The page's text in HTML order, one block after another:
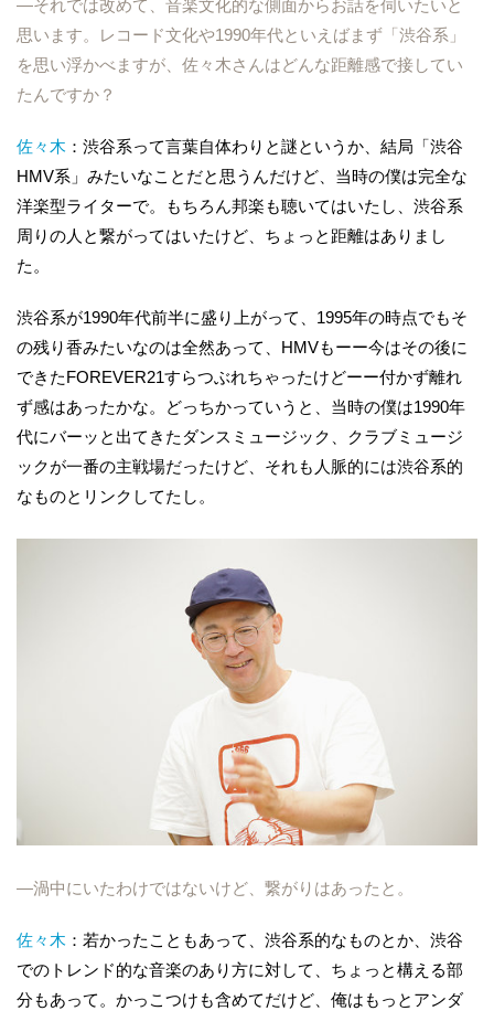
―それでは改めて、音楽文化的な側面からお話を伺いたいと
思います。レコード文化や1990年代といえばまず「渋谷系」
を思い浮かべますが、佐々木さんはどんな距離感で接してい
たんですか？
佐々木 ：渋谷系って言葉自体わりと謎というか、結局「渋谷
HMV系」みたいなことだと思うんだけど、当時の僕は完全な
洋楽型ライターで。もちろん邦楽も聴いてはいたし、渋谷系
周りの人と繋がってはいたけど、ちょっと距離はありまし
た。
渋谷系が1990年代前半に盛り上がって、1995年の時点でもそ
の残り香みたいなのは全然あって、HMVもーー今はその後に
できたFOREVER21すらつぶれちゃったけどーー付かず離れ
ず感はあったかな。どっちかっていうと、当時の僕は1990年
代にバーッと出てきたダンスミュージック、クラブミュージ
ックが一番の主戦場だったけど、それも人脈的には渋谷系的
なものとリンクしてたし。
―渦中にいたわけではないけど、繋がりはあったと。
佐々木 ：若かったこともあって、渋谷系的なものとか、渋谷
でのトレンド的な音楽のあり方に対して、ちょっと構える部
分もあって。かっこつけも含めてだけど、俺はもっとアンダ